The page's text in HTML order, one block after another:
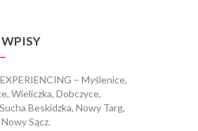
– Myślenice,
Wieliczka, Dobczyce,
Beskidzka, Nowy Targ,
Sącz.